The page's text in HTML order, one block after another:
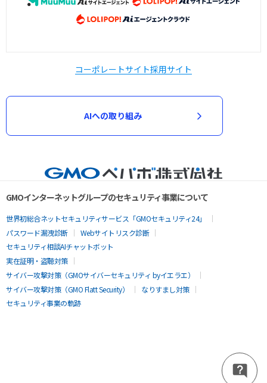
コーポレートサイト採用サイト
AIへの取り組み
GMOインターネットグループのセキュリティ事業について
世界初総合ネットセキュリティサービス「GMOセキュリティ24」
パスワード漏洩診断
Webサイトリスク診断
セキュリティ相談AIチャットボット
実在証明・盗聴対策
サイバー攻撃対策（GMOサイバーセキュリティ byイエラエ）
サイバー攻撃対策（GMO Flatt Security）
なりすまし対策
セキュリティ事業の軌跡